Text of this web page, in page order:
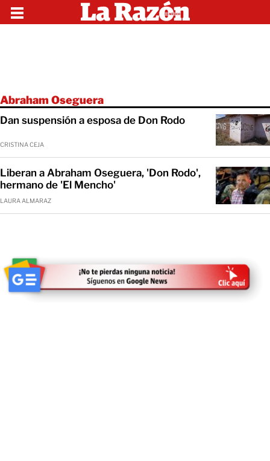
Abraham Oseguera
Dan suspensión a esposa de Don Rodo
CRISTINA CEJA
Liberan a Abraham Oseguera, 'Don Rodo',
hermano de 'El Mencho'
LAURA ALMARAZ